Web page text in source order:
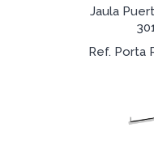
Jaula
Ref. Porta